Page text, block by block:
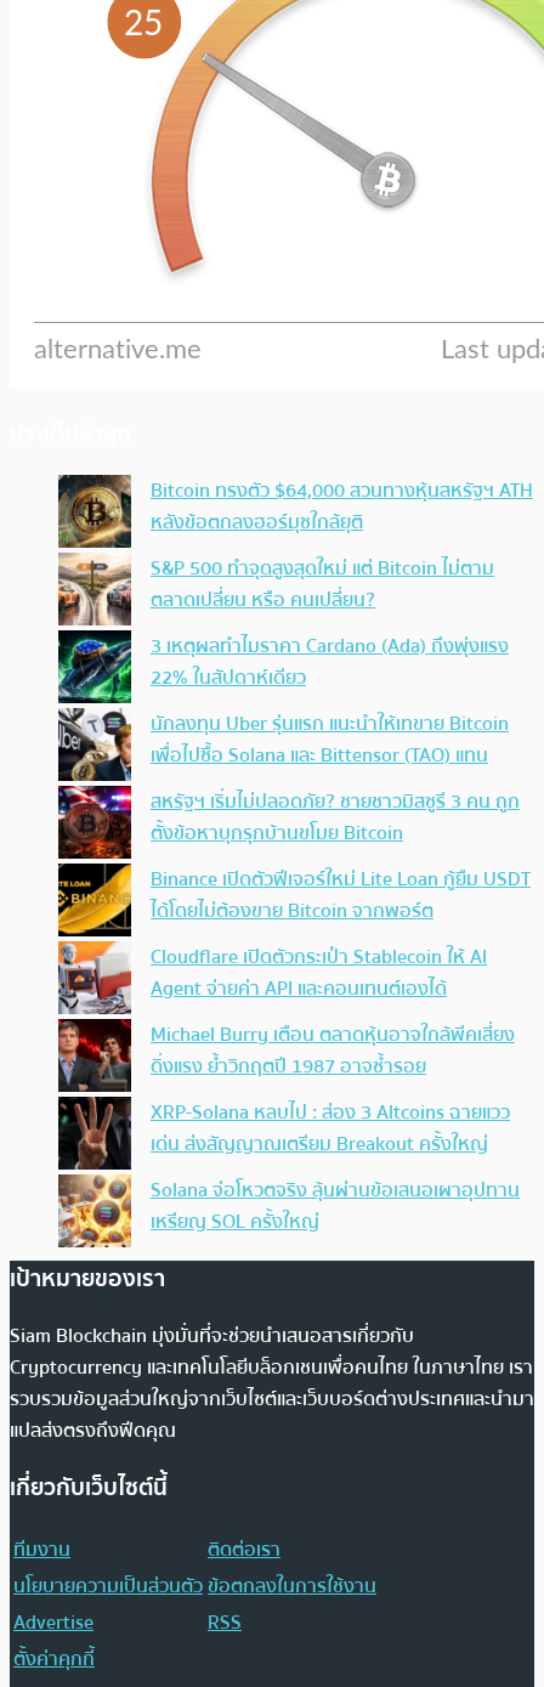
Bitcoin ทรงตัว $64,000 สวนทางหุ้นสหรัฐฯ ATH
หลังข้อตกลงฮอร์มุซใกล้ยุติ
S&P 500 ทำจุดสูงสุดใหม่ แต่ Bitcoin ไม่ตาม
ตลาดเปลี่ยน หรือ คนเปลี่ยน?
3 เหตุผลทำไมราคา Cardano (Ada) ถึงพุ่งแรง
22% ในสัปดาห์เดียว
นักลงทุน Uber รุ่นแรก แนะนำให้เทขาย Bitcoin
เพื่อไปซื้อ Solana และ Bittensor (TAO) แทน
สหรัฐฯ เริ่มไม่ปลอดภัย? ชายชาวมิสซูรี 3 คน ถูก
ตั้งข้อหาบุกรุกบ้านขโมย Bitcoin
Binance เปิดตัวฟีเจอร์ใหม่ Lite Loan กู้ยืม USDT
ได้โดยไม่ต้องขาย Bitcoin จากพอร์ต
Cloudflare เปิดตัวกระเป๋า Stablecoin ให้ AI
Agent จ่ายค่า API และคอนเทนต์เองได้
Michael Burry เตือน ตลาดหุ้นอาจใกล้พีคเสี่ยง
ดิ่งแรง ย้ำวิกฤตปี 1987 อาจซ้ำรอย
XRP-Solana หลบไป : ส่อง 3 Altcoins ฉายแวว
เด่น ส่งสัญญาณเตรียม Breakout ครั้งใหญ่
Solana จ่อโหวตจริง ลุ้นผ่านข้อเสนอเผาอุปทาน
เหรียญ SOL ครั้งใหญ่
เป้าหมายของเรา
Siam Blockchain มุ่งมั่นที่จะช่วยนำเสนอสารเกี่ยวกับ
Cryptocurrency และเทคโนโลยีบล็อกเชนเพื่อคนไทย ในภาษาไทย เรา
รวบรวมข้อมูลส่วนใหญ่จากเว็บไซต์และเว็บบอร์ดต่างประเทศและนำมา
แปลส่งตรงถึงฟีดคุณ
เกี่ยวกับเว็บไซต์นี้
ทีมงาน
ติดต่อเรา
นโยบายความเป็นส่วนตัวข้อตกลงในการใช้งาน
Advertise
RSS
ตั้งค่าคุกกี้